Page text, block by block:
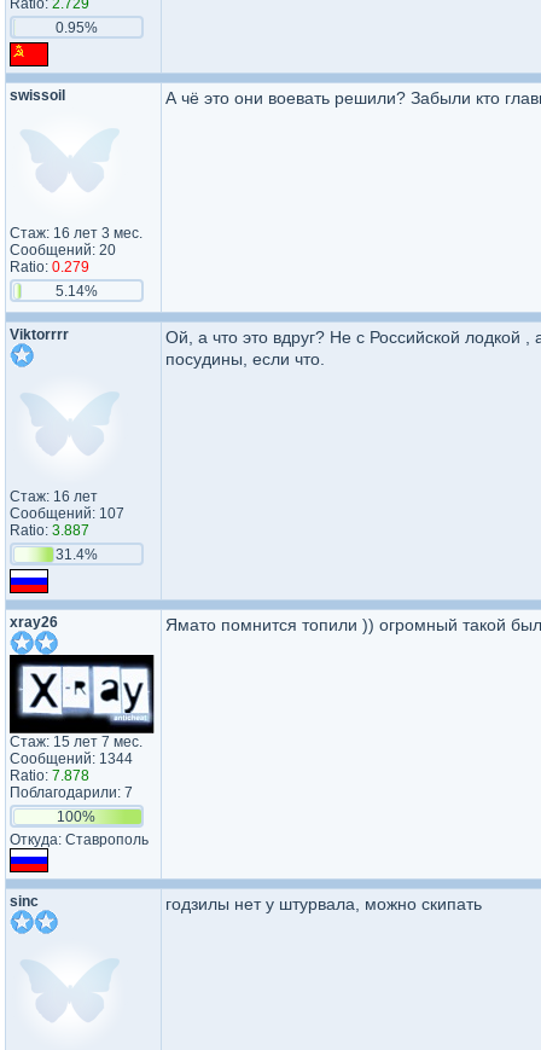
Ratio: 2.729
0.95%
swissoil
Стаж: 16 лет 3 мес.
Сообщений: 20
Ratio: 0.279
5.14%
А чё это они воевать решили? Забыли кто
Viktorrrr
Стаж: 16 лет
Сообщений: 107
Ratio: 3.887
31.4%
Ой, а что это вдруг? Не с Российской лодкой
посудины, если что.
xray26
Стаж: 15 лет 7 мес.
Сообщений: 1344
Ratio: 7.878
Поблагодарили: 7
100%
Откуда: Ставрополь
Ямато помнится топили )) огромный такой
sinc годзилы нет у штурвала, можно скипать